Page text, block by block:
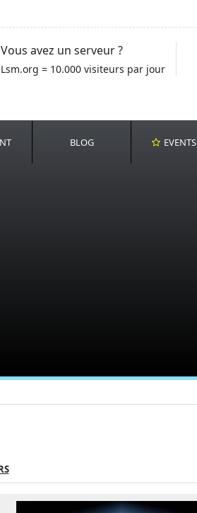
Vous avez un serveur ?
Lsm.org = 10.000 visiteurs par jour
BLOG EVENTS